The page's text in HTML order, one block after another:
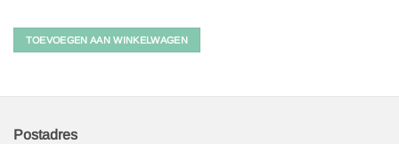
TOEVOEGEN AAN WINKELWAGEN
Postadres